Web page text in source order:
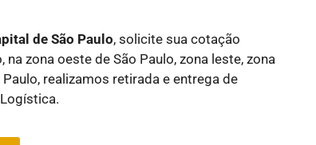
de São Paulo, solicite sua cotação
zona oeste de São Paulo, zona leste, zona
realizamos retirada e entrega de